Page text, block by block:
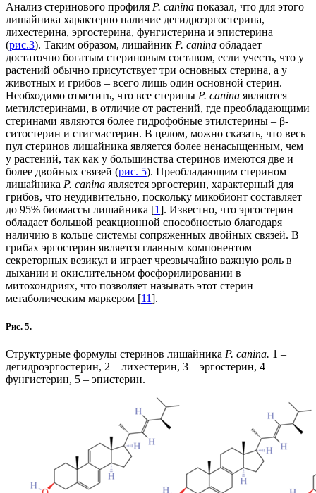
Анализ стеринового профиля P. canina показал, что для этого
лишайника характерно наличие дегидроэргостерина,
лихестерина, эргостерина, фунгистерина и эпистерина
(рис.3). Таким образом, лишайник P. canina обладает
достаточно богатым стериновым составом, если учесть, что у
растений обычно присутствует три основных стерина, а у
животных и грибов – всего лишь один основной стерин.
Необходимо отметить, что все стерины P. canina являются
метилстеринами, в отличие от растений, где преобладающими
стеринами являются более гидрофобные этилстерины – β-
ситостерин и стигмастерин. В целом, можно сказать, что весь
пул стеринов лишайника является более ненасыщенным, чем
у растений, так как у большинства стеринов имеются две и
более двойных связей (рис. 5). Преобладающим стерином
лишайника P. canina является эргостерин, характерный для
грибов, что неудивительно, поскольку микобионт составляет
до 95% биомассы лишайника [1]. Известно, что эргостерин
обладает большой реакционной способностью благодаря
наличию в кольце системы сопряженных двойных связей. В
грибах эргостерин является главным компонентом
секреторных везикул и играет чрезвычайно важную роль в
дыхании и окислительном фосфорилировании в
митохондриях, что позволяет называть этот стерин
метаболическим маркером [11].
Рис. 5.
Структурные формулы стеринов лишайника P. canina. 1 –
дегидроэргостерин, 2 – лихестерин, 3 – эргостерин, 4 –
фунгистерин, 5 – эпистерин.